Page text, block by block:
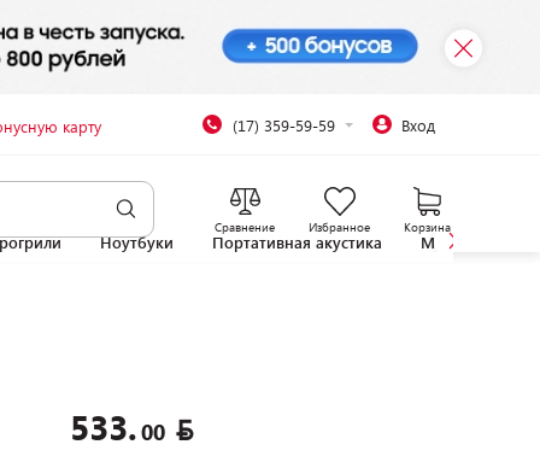
карту (17) 359-59-59 Вход
Сравнение Избранное Корзина
Ноутбуки Портативная акустика
533.00